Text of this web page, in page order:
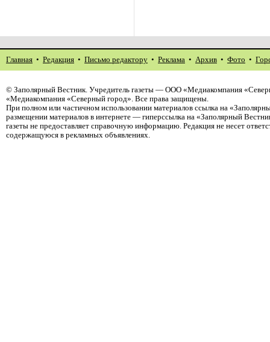
Главная • Редакция • Письмо редактору • Реклама • Архив • Фото •
© Заполярный Вестник. Учредитель газеты — ООО «Медиакомпания
«Медиакомпания «Северный город». Все права защищены.
При полном или частичном использовании материалов ссылка на
размещении материалов в интернете — гиперссылка на «Заполярный
газеты не предоставляет справочную информацию. Редакция не несет
содержащуюся в рекламных объявлениях.